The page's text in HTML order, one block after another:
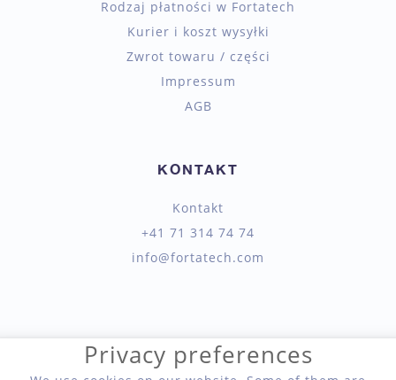
Rodzaj płatności w Fortatech
Kurier i koszt wysyłki
Zwrot towaru / części
Impressum
AGB
KONTAKT
Kontakt
+41 71 314 74 74
info@fortatech.com
Privacy preferences